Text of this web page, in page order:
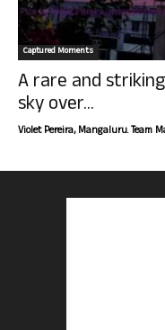
Captured Moments
A rare and
sky over...
Violet Pereira, Mangaluru. Team